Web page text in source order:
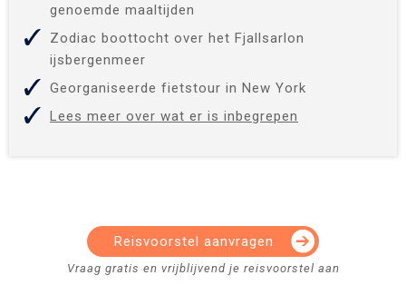
genoemde maaltijden
Zodiac boottocht over het Fjallsarlon
ijsbergenmeer
Georganiseerde fietstour in New York
Lees meer over wat er is inbegrepen
Reisvoorstel aanvragen